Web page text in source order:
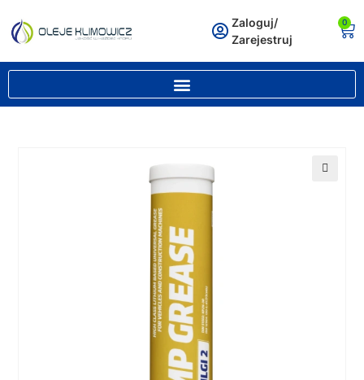
Zaloguj/
Zarejestruj
0